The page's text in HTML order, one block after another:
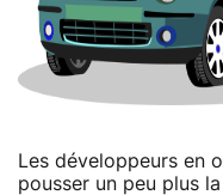
Les développeurs en
pousser un peu plus